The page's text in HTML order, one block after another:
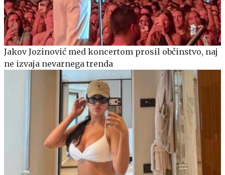
Jakov Jozinović med koncertom prosil občinstvo, naj
ne izvaja nevarnega trenda